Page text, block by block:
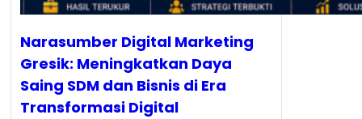
Narasumber Digital Marketing
Gresik: Meningkatkan Daya
Saing SDM dan Bisnis di Era
Transformasi Digital